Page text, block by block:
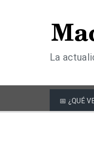
La
📅 ¿QUÉ